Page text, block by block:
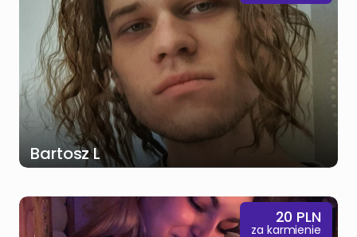
Bartosz L
20 PLN
za karmienie